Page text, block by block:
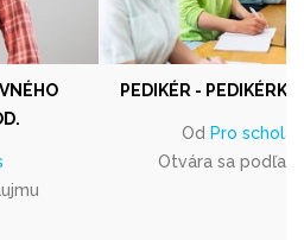
PEDIKÉR -
Od Pro
Otvára sa podľa